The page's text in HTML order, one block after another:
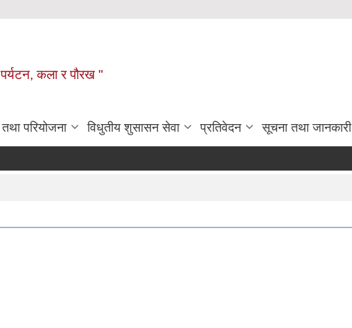
कला र पौरख "
परियोजना विधुतीय शुसासन सेवा प्रतिवेदन सूचना तथा जानकारी